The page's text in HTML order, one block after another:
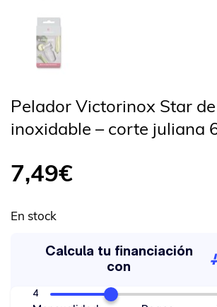
Pelador Victorinox Star
inoxidable – corte juliana
7,49€
En stock